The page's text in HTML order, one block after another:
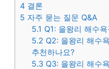
4 결론
5 자주 묻는 질문 Q&A
5.1 Q1: 을왕리 해수
5.2 Q2: 을왕리 해수
추천하나요?
5.3 Q3: 을왕리 해수